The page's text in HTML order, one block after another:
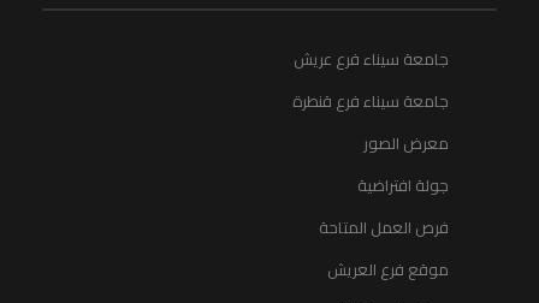
جامعة سيناء فرع عريش
جامعة سيناء فرع قنطرة
معرض الصور
جولة افتراضية
فرص العمل المتاحة
موقع فرع العريش